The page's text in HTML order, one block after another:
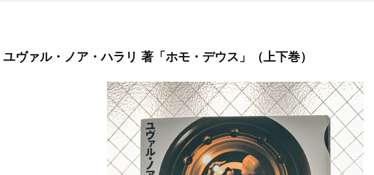
ユヴァル・ノア・ハラリ 著「ホモ・デウス」（上下巻）